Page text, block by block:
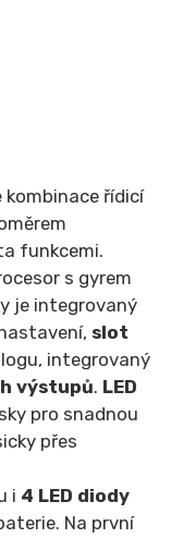
kombinace řídicí
funkcemi.
s gyrem
je integrovaný
slot
integrovaný
výstupů. LED
pro snadnou
přes
i 4 LED diody
Na první